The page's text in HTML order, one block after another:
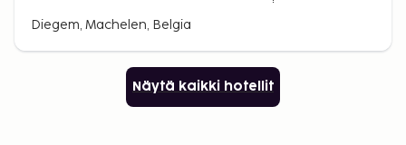
Diegem, Machelen, Belgia
Näytä kaikki hotellit